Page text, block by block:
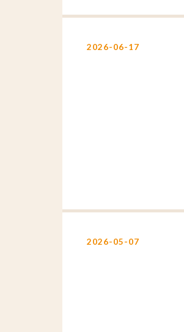
2026-06-17
2026-05-07